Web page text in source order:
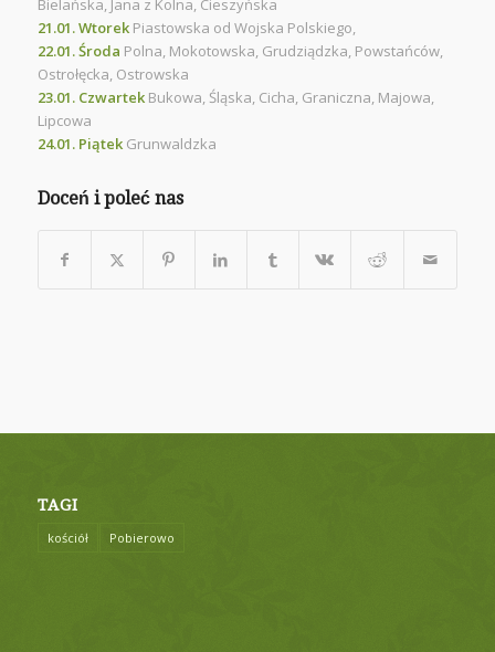
21.01. WtorekPiastowska od Wojska Polskiego,
22.01. Środa Polna, Mokotowska, Grudziądzka, Powstańców,
Ostrołęcka, Ostrowska
23.01. CzwartekBukowa, Śląska, Cicha, Graniczna, Majowa,
Lipcowa
24.01. PiątekGrunwaldzka
Doceń i poleć nas
TAGI
kościół Pobierowo